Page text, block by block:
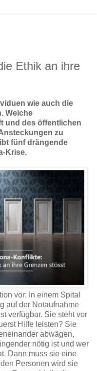
Ethik an ihre
wie auch die
Welche
und des öffentlichen
zu
fünf drängende
Krise.
vor: In einem Spital
auf der Notaufnahme
verfügbar. Sie steht vor
Hilfe leisten? Sie
abwägen,
nötig ist und wer
Dann muss sie eine
Personen wird sie